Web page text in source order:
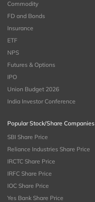
Commodity
FD and Bonds
Insurance
ETF
NPS
Futures & Options
IPO
Union Budget 2026
India Investor Conference
Popular Stock/Share Companies
SBI Share Price
Reliance Industries Share Price
IRCTC Share Price
IRFC Share Price
IOC Share Price
Yes Bank Share Price